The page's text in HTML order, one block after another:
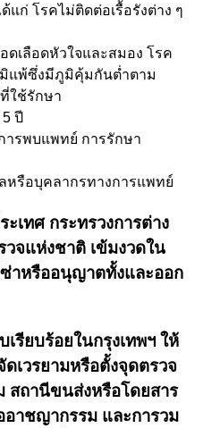
ก่ โรคไม่ติดต่อเรื้อรังต่าง ๆ
เลือดหัวใจและสมอง โรค
มิแพ้ซึ่งมีภูมิคุ้มกันต่ำตาม
ใช้รักษา
ปี
ารพบแพทย์ การรักษา
รือบุคลากรทางการแพทย์
เทศ กระทรวงการต่าง
วจแห่งชาติ เข้มงวดใน
าหรืออนุญาตทั้งและออก
รียบร้อยในกรุงเทพฯ ให้
เวรยามหรือตั้งจุดตรวจ
สถานีขนส่งหรือโดยสาร
อาชญากรรม และการวม